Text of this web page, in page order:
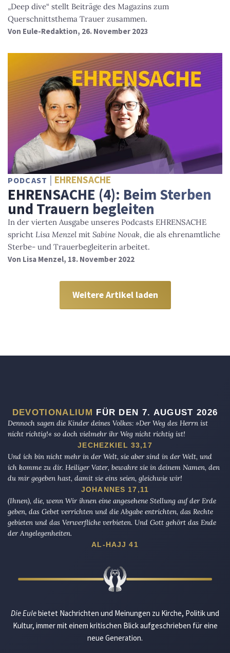
„Deep dive“ stellt Beiträge des Magazins zum
Querschnittsthema Trauer zusammen.
Von Eule-Redaktion, 26. November 2023
PODCAST EHRENSACHE
EHRENSACHE (4): Beim Sterben
und Trauern begleiten
In der vierten Ausgabe unseres Podcasts EHRENSACHE
spricht Lisa Menzel mit Sabine Novak, die als ehrenamtliche
Sterbe- und Trauerbegleiterin arbeitet.
Von Lisa Menzel, 18. November 2022
Weitere Artikel laden
DEVOTIONALIUM FÜR DEN 7. AUGUST 2026
Dennoch sagen die Kinder deines Volkes: »Der Weg des Herrn ist
nicht richtig!« so doch vielmehr ihr Weg nicht richtig ist!
JECHEZKIEL 33,17
Und ich bin nicht mehr in der Welt, sie aber sind in der Welt, und
ich komme zu dir. Heiliger Vater, bewahre sie in deinem Namen, den
du mir gegeben hast, damit sie eins seien, gleichwie wir!
JOHANNES 17,11
(Ihnen), die, wenn Wir ihnen eine angesehene Stellung auf der Erde
geben, das Gebet verrichten und die Abgabe entrichten, das Rechte
gebieten und das Verwerfliche verbieten. Und Gott gehört das Ende
der Angelegenheiten.
AL-HAJJ 41
Die Eulebietet Nachrichten und Meinungen zu Kirche, Politik und
Kultur, immer mit einem kritischen Blick aufgeschrieben für eine
neue Generation.